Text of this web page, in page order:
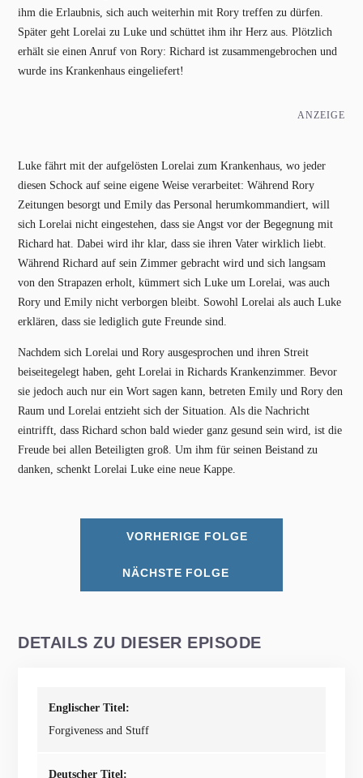
ihm die Erlaubnis, sich auch weiterhin mit Rory treffen zu dürfen.
Später geht Lorelai zu Luke und schüttet ihm ihr Herz aus. Plötzlich
erhält sie einen Anruf von Rory: Richard ist zusammengebrochen und
wurde ins Krankenhaus eingeliefert!
ANZEIGE
Luke fährt mit der aufgelösten Lorelai zum Krankenhaus, wo jeder
diesen Schock auf seine eigene Weise verarbeitet: Während Rory
Zeitungen besorgt und Emily das Personal herumkommandiert, will
sich Lorelai nicht eingestehen, dass sie Angst vor der Begegnung mit
Richard hat. Dabei wird ihr klar, dass sie ihren Vater wirklich liebt.
Während Richard auf sein Zimmer gebracht wird und sich langsam
von den Strapazen erholt, kümmert sich Luke um Lorelai, was auch
Rory und Emily nicht verborgen bleibt. Sowohl Lorelai als auch Luke
erklären, dass sie lediglich gute Freunde sind.
Nachdem sich Lorelai und Rory ausgesprochen und ihren Streit
beiseitegelegt haben, geht Lorelai in Richards Krankenzimmer. Bevor
sie jedoch auch nur ein Wort sagen kann, betreten Emily und Rory den
Raum und Lorelai entzieht sich der Situation. Als die Nachricht
eintrifft, dass Richard schon bald wieder ganz gesund sein wird, ist die
Freude bei allen Beteiligten groß. Um ihm für seinen Beistand zu
danken, schenkt Lorelai Luke eine neue Kappe.
VORHERIGE FOLGE
NÄCHSTE FOLGE
DETAILS ZU DIESER EPISODE
Englischer Titel:
Forgiveness and Stuff
Deutscher Titel: